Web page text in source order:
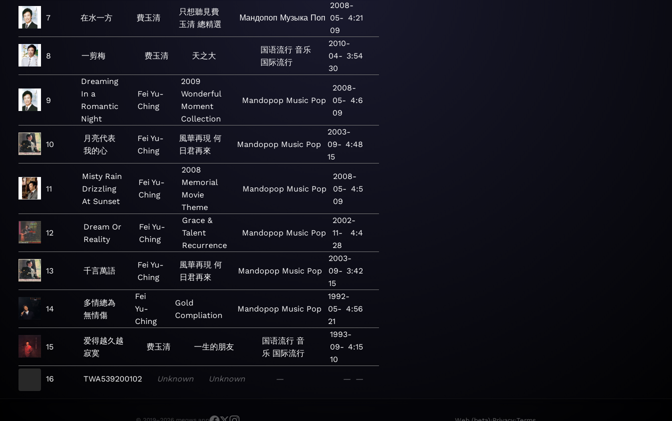
7 在水一方 費玉清
只想聽見費
玉清 總精選
Мандопоп Музыка Поп
2008-
05-
09
4:21
8 一剪梅 费玉清 天之大
国语流行 音乐
国际流行
2010-
04-
30
3:54
9
Dreaming
In a
Romantic
Night
Fei Yu-
Ching
2009
Wonderful
Moment
Collection
Mandopop Music Pop
2008-
05-
09
4:6
10
月亮代表
我的心
Fei Yu-
Ching
風華再現 何
日君再來
Mandopop Music Pop
2003-
09-
15
4:48
11
Misty Rain
Drizzling
At Sunset
Fei Yu-
Ching
2008
Memorial
Movie
Theme
Mandopop Music Pop
2008-
05-
09
4:5
12
Dream Or
Reality
Fei Yu-
Ching
Grace &
Talent
Recurrence
Mandopop Music Pop
2002-
11-
28
4:4
13 千言萬語
Fei Yu-
Ching
風華再現 何
日君再來
Mandopop Music Pop
2003-
09-
15
3:42
14
多情總為
無情傷
Fei
Yu-
Ching
Gold
Compliation
Mandopop Music Pop
1992-
05-
21
4:56
15
爱得越久越
寂寞
费玉清 一生的朋友
国语流行 音
乐 国际流行
1993-
09-
10
4:15
16 TWA539200102 Unknown Unknown — — —